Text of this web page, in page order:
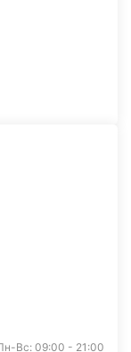
Вс: 09:00 - 21:00